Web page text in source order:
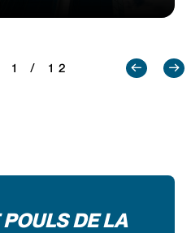
1 / 12
DE LA